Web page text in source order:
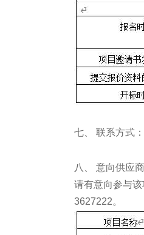
七、 联系方式
八、 意向供应
请有意向参与
3627222。